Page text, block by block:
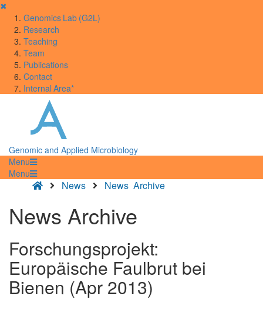
✖
Genomics Lab (G2L)
Research
Teaching
Team
Publications
Contact
Internal Area*
Genomic and Applied Microbiology
Menu
Menu
News News Archive
News Archive
Forschungsprojekt:
Europäische Faulbrut bei
Bienen (Apr 2013)